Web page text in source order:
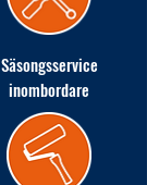
Säsongsservice
inombordare